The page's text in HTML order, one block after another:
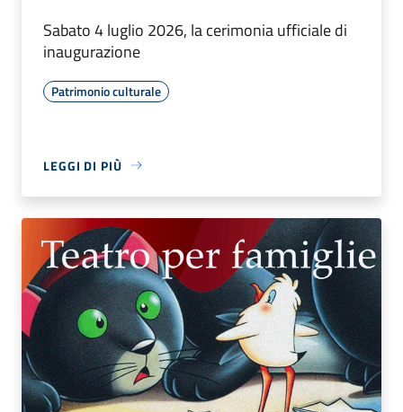
Sabato 4 luglio 2026, la cerimonia ufficiale di
inaugurazione
Patrimonio culturale
LEGGI DI PIÙ